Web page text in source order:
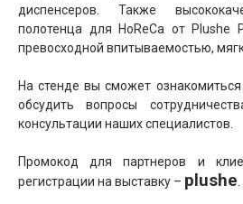
диспенсеров. Также
полотенца для HoReCa от Plushe
превосходной впитываемостью,
На стенде вы сможет
обсудить вопросы
консультации наших специалистов.
Промокод для партнеров и
регистрации на выставку – plushe